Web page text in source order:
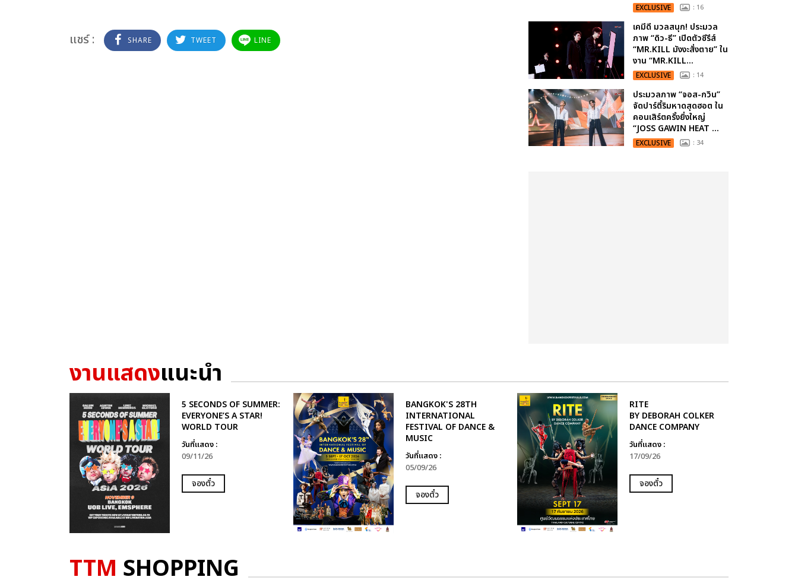
แชร์ : SHARE TWEET LINE
EXCLUSIVE : 16
เคมีดี มวลสนุก! ประมวล
ภาพ “ดิว-ธี” เปิดตัวซีรีส์
“MR.KILL มังงะสั่งตาย” ใน
งาน “MR.KILL...
EXCLUSIVE : 14
ประมวลภาพ “จอส-กวิน”
จัดปาร์ตี้ริมหาดสุดฮอต ใน
คอนเสิร์ตครั้งยิ่งใหญ่
“JOSS GAWIN HEAT ...
EXCLUSIVE : 34
งานแสดงแนะนำ
5 SECONDS OF SUMMER:
EVERYONE’S A STAR!
WORLD TOUR
วันที่แสดง :
09/11/26
จองตั๋ว
BANGKOK'S 28TH
INTERNATIONAL
FESTIVAL OF DANCE &
MUSIC
วันที่แสดง :
05/09/26
จองตั๋ว
RITE
BY DEBORAH COLKER
DANCE COMPANY
วันที่แสดง :
17/09/26
จองตั๋ว
TTM SHOPPING